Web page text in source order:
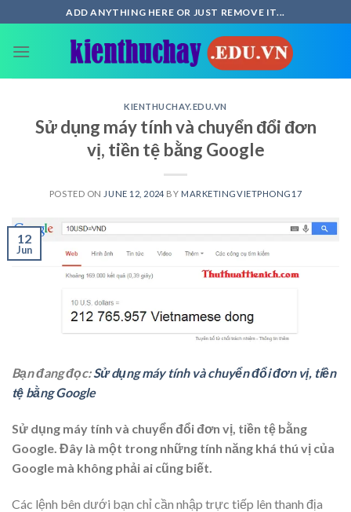
to
content
ADD ANYTHING HERE OR JUST REMOVE IT...
KIENTHUCHAY.EDU.VN
Sử dụng máy tính và chuyển đổi đơn
vị, tiền tệ bằng Google
POSTED ON JUNE 12, 2024 BY MARKETINGVIETPHONG17
12
Jun
Bạn đang đọc:Sử dụng máy tính và chuyển đổi đơn vị, tiền
tệ bằng Google
Sử dụng máy tính và chuyển đổi đơn vị, tiền tệ bằng
Google. Đây là một trong những tính năng khá thú vị của
Google mà không phải ai cũng biết.
Các lệnh bên dưới bạn chỉ cần nhập trực tiếp lên thanh địa